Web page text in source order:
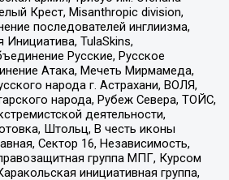
Крест, Misanthropic division,
последователей инглиизма,
TulaSkins,
Русские, Русское
Атака, Мечеть Мирмамеда,
народа г. Астрахани, ВОЛЯ,
народа, Рубеж Севера, ТОЙС,
деятельности,
Штольц, В честь иконы
Сектор 16, Независимость,
группа МПГ, Курсом
инициативная группа,